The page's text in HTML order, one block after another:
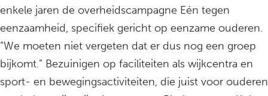
enkele jaren de overheidscampagne Eén tegen
eenzaamheid, specifiek gericht op eenzame ouderen.
“We moeten niet vergeten dat er dus nog een groep
bijkomt.” Bezuinigen op faciliteiten als wijkcentra en
sport- en bewegingsactiviteiten, die juist voor ouderen